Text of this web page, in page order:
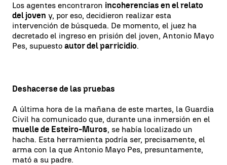
Los agentes encontraron incoherencias en el relato
del joven y, por eso, decidieron realizar esta
intervención de búsqueda. De momento, el juez ha
decretado el ingreso en prisión del joven, Antonio Mayo
Pes, supuesto autor del parricidio.
Deshacerse de las pruebas
A última hora de la mañana de este martes, la Guardia
Civil ha comunicado que, durante una inmersión en el
muelle de Esteiro-Muros, se había localizado un
hacha. Esta herramienta podría ser, precisamente, el
arma con la que Antonio Mayo Pes, presuntamente,
mató a su padre.